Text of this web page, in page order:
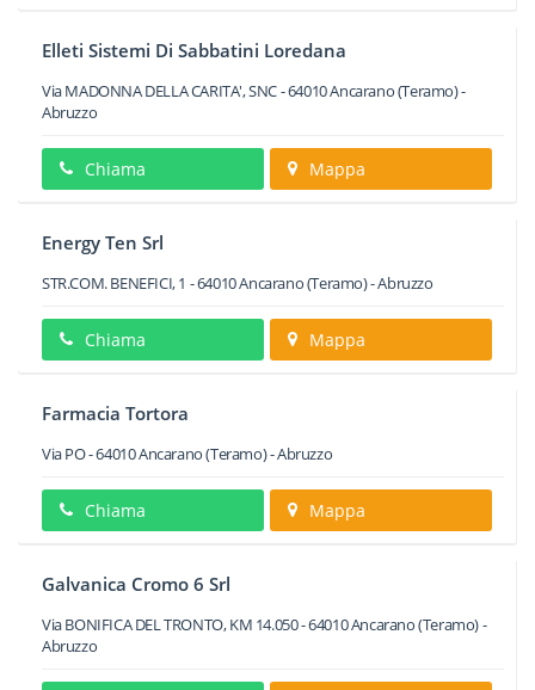
Elleti Sistemi Di Sabbatini Loredana
Via MADONNA DELLA CARITA', SNC-64010Ancarano(Teramo) -
Abruzzo
Chiama Mappa
Energy Ten Srl
STR.COM. BENEFICI, 1 -64010Ancarano(Teramo) -Abruzzo
Chiama Mappa
Farmacia Tortora
Via PO-64010Ancarano(Teramo) -Abruzzo
Chiama Mappa
Galvanica Cromo 6 Srl
Via BONIFICA DEL TRONTO, KM 14.050-64010Ancarano(Teramo) -
Abruzzo